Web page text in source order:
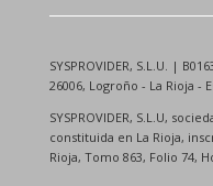
SYSPROVIDER, S.L.U. |
26006, Logroño - La Rioja -
SYSPROVIDER, S.L.U,
constituida en La Rioja,
Rioja, Tomo 863, Folio 74,